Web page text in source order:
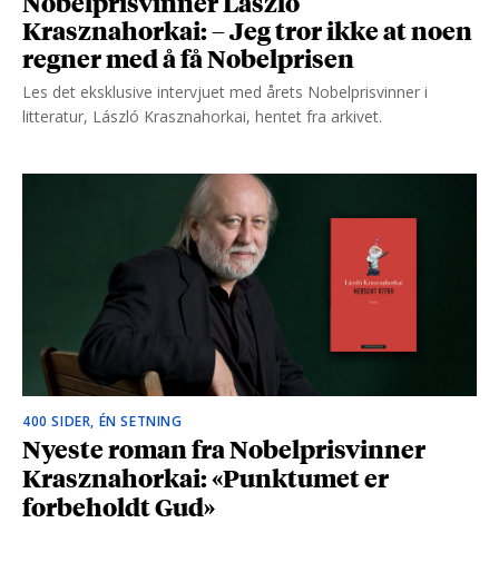
Krasznahorkai: – Jeg tror ikke at noen
regner med å få Nobelprisen
Les det eksklusive intervjuet med årets Nobelprisvinner i
litteratur, László Krasznahorkai, hentet fra arkivet.
400 SIDER, ÉN SETNING
Nyeste roman fra Nobelprisvinner
Krasznahorkai: «Punktumet er
forbeholdt Gud»